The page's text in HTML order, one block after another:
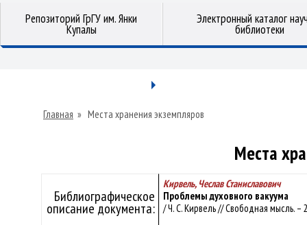
Репозиторий ГрГУ им. Янки
Купалы
Электронный каталог
библиотеки
Главная » Места хранения экземпляров
Места
Библиографическое
описание документа:
Кирвель, Чеслав Станиславович
Проблемы духовного вакуума
/ Ч. С. Кирвель // Свободная мысль.